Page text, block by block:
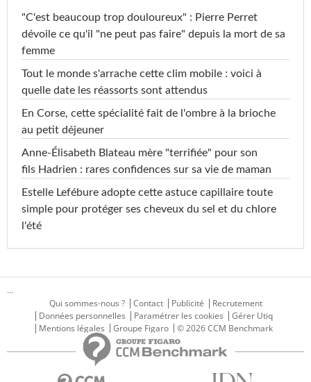
"C'est beaucoup trop douloureux" : Pierre Perret
dévoile ce qu'il "ne peut pas faire" depuis la mort de sa
femme
Tout le monde s'arrache cette clim mobile : voici à
quelle date les réassorts sont attendus
En Corse, cette spécialité fait de l'ombre à la brioche
au petit déjeuner
Anne-Élisabeth Blateau mère "terrifiée" pour son
fils Hadrien : rares confidences sur sa vie de maman
Estelle Lefébure adopte cette astuce capillaire toute
simple pour protéger ses cheveux du sel et du chlore
l'été
...
Qui sommes-nous ?
Contact Publicité
Recrutement
Données personnelles
Paramétrer les cookies
Gérer Utiq
Mentions légales
Groupe Figaro © 2026 CCM Benchmark